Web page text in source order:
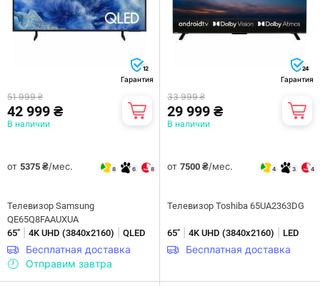
12
Гарантия
51 999 ₴
42 999 ₴
В наличии
от 5375 ₴/мес. 8 6 8
Телевизор Samsung
QE65Q8FAAUXUA
65"
4K UHD (3840х2160) QLED
Бесплатная доставка
Отправим завтра
24
Гарантия
33 999 ₴
29 999 ₴
В наличии
от 7500 ₴/мес. 4 3 4
Телевизор Toshiba 65UA2363DG
65" 4K UHD (3840х2160) LED
Бесплатная доставка